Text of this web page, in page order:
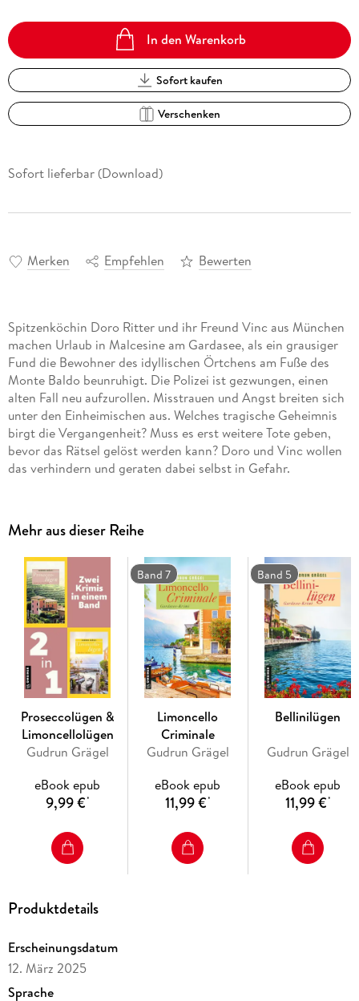
In den Warenkorb
Sofort kaufen
Verschenken
Sofort lieferbar (Download)
Merken Empfehlen Bewerten
Spitzenköchin Doro Ritter und ihr Freund Vinc aus München
machen Urlaub in Malcesine am Gardasee, als ein grausiger
Fund die Bewohner des idyllischen Örtchens am Fuße des
Monte Baldo beunruhigt. Die Polizei ist gezwungen, einen
alten Fall neu aufzurollen. Misstrauen und Angst breiten sich
unter den Einheimischen aus. Welches tragische Geheimnis
birgt die Vergangenheit? Muss es erst weitere Tote geben,
bevor das Rätsel gelöst werden kann? Doro und Vinc wollen
das verhindern und geraten dabei selbst in Gefahr.
Mehr aus dieser Reihe
Proseccolügen &
Limoncellolügen
Gudrun Grägel
eBook epub
9,99 €*
Band 7
Limoncello
Criminale
Gudrun Grägel
eBook epub
11,99 €*
Band 5
Bellinilügen
Gudrun Grägel
eBook epub
11,99 €*
Produktdetails
Erscheinungsdatum
12. März 2025
Sprache